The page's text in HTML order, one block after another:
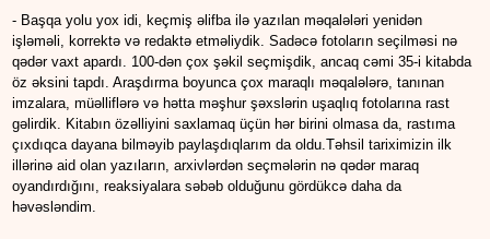
- Başqa yolu yox idi, keçmiş əlifba ilə yazılan məqalələri yenidən
işləməli, korrektə və redaktə etməliydik. Sadəcə fotoların seçilməsi nə
qədər vaxt apardı. 100-dən çox şəkil seçmişdik, ancaq cəmi 35-i kitabda
öz əksini tapdı. Araşdırma boyunca çox maraqlı məqalələrə, tanınan
imzalara, müəlliflərə və hətta məşhur şəxslərin uşaqlıq fotolarına rast
gəlirdik. Kitabın özəlliyini saxlamaq üçün hər birini olmasa da, rastıma
çıxdıqca dayana bilməyib paylaşdıqlarım da oldu.Təhsil tariximizin ilk
illərinə aid olan yazıların, arxivlərdən seçmələrin nə qədər maraq
oyandırdığını, reaksiyalara səbəb olduğunu gördükcə daha da
həvəsləndim.